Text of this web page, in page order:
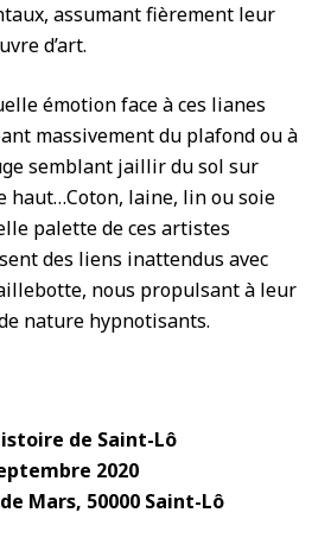
assumant fièrement leur
d’art.
émotion face à ces lianes
massivement du plafond ou à
semblant jaillir du sol sur
haut…Coton, laine, lin ou soie
palette de ces artistes
des liens inattendus avec
nous propulsant à leur
nature hypnotisants.
de Saint-Lô
2020
Mars, 50000 Saint-Lô